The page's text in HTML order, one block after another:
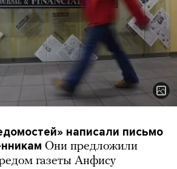
написали письмо
Они предложили
газеты Анфису